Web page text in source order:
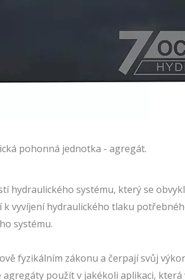
pohonná jednotka - agregát.
hydraulického systému, který se
vyvíjení hydraulického tlaku
systému.
fyzikálním zákonu a čerpají svůj
použít v jakékoli aplikaci, která